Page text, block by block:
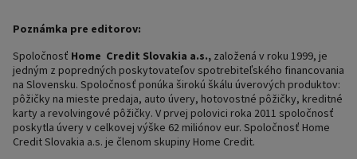
Poznámka pre editorov:
Spoločnosť Home Credit Slovakia a.s., založená v roku 1999, je
jedným z popredných poskytovateľov spotrebiteľského financovania
na Slovensku. Spoločnosť ponúka širokú škálu úverových produktov:
pôžičky na mieste predaja, auto úvery, hotovostné pôžičky, kreditné
karty a revolvingové pôžičky. V prvej polovici roka 2011 spoločnosť
poskytla úvery v celkovej výške 62 miliónov eur. Spoločnosť Home
Credit Slovakia a.s. je členom skupiny Home Credit.